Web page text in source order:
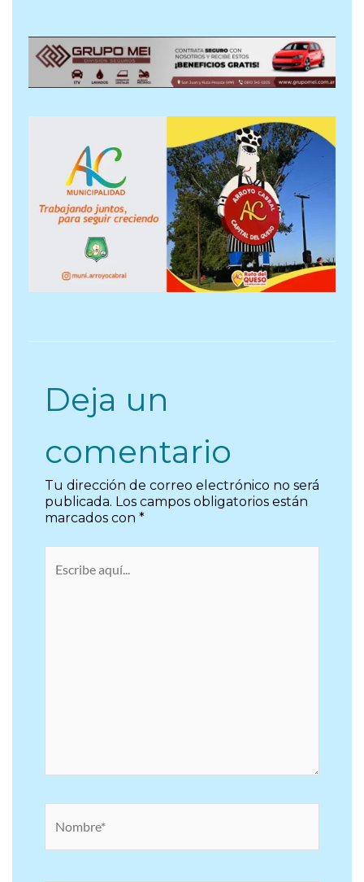
Deja un
comentario
Tu dirección de correo electrónico no será
publicada. Los campos obligatorios están
marcados con*
Nombre*